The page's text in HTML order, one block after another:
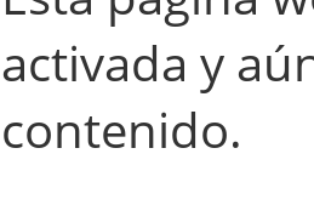
activada y
contenido.